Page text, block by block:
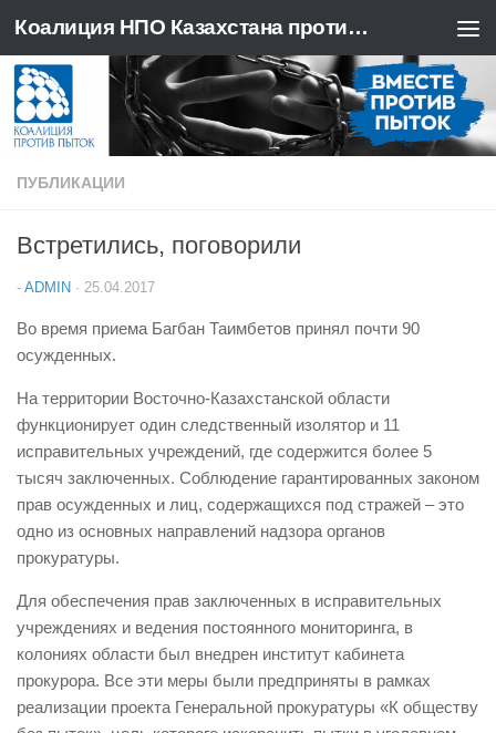
Перейти к содержимому Коалиция НПО Казахстана против пыток
ПУБЛИКАЦИИ
Встретились, поговорили
- ADMIN · 25.04.2017
Во время приема Багбан Таимбетов принял почти 90
осужденных.
На территории Восточно-Казахстанской области
функционирует один следственный изолятор и 11
исправительных учреждений, где содержится более 5
тысяч заключенных. Соблюдение гарантированных законом
прав осужденных и лиц, содержащихся под стражей – это
одно из основных направлений надзора органов
прокуратуры.
Для обеспечения прав заключенных в исправительных
учреждениях и ведения постоянного мониторинга, в
колониях области был внедрен институт кабинета
прокурора. Все эти меры были предприняты в рамках
реализации проекта Генеральной прокуратуры «К обществу